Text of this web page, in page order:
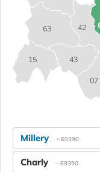
07
15
42
43
63
Millery - 69390
Charly - 69390